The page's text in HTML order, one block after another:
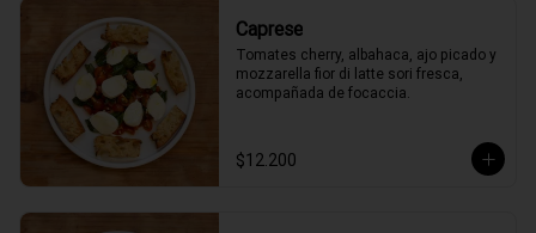
Caprese
Tomates cherry, albahaca, ajo picado y
mozzarella fior di latte sori fresca,
acompañada de focaccia.
$12.200